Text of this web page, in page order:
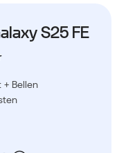
S25 FE
Bellen